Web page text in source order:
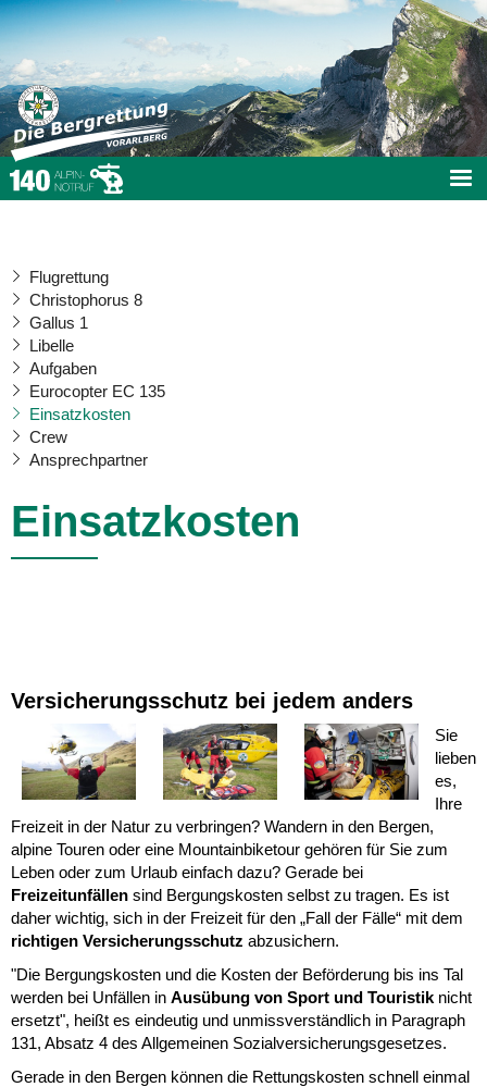
Flugrettung
Christophorus 8
Gallus 1
Libelle
Aufgaben
Eurocopter EC 135
Einsatzkosten
Crew
Ansprechpartner
Einsatzkosten
Versicherungsschutz bei jedem anders
Sie
lieben
es,
Ihre
Freizeit in der Natur zu verbringen? Wandern in den Bergen,
alpine Touren oder eine Mountainbiketour gehören für Sie zum
Leben oder zum Urlaub einfach dazu? Gerade bei
Freizeitunfällen sind Bergungskosten selbst zu tragen. Es ist
daher wichtig, sich in der Freizeit für den „Fall der Fälle“ mit dem
richtigen Versicherungsschutz abzusichern.
"Die Bergungskosten und die Kosten der Beförderung bis ins Tal
werden bei Unfällen in Ausübung von Sport und Touristik nicht
ersetzt", heißt es eindeutig und unmissverständlich in Paragraph
131, Absatz 4 des Allgemeinen Sozialversicherungsgesetzes.
Gerade in den Bergen können die Rettungskosten schnell einmal